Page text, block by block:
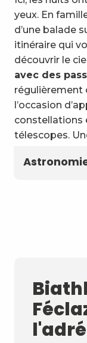
5
6
yeux. En
d’une balade
itinéraire qui
découvrir le
avec des
régulièrement
l’occasion
constellations
télescopes.